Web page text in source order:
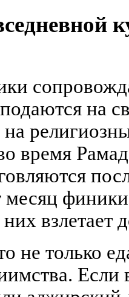
на
время
месяц
взлетает
не только